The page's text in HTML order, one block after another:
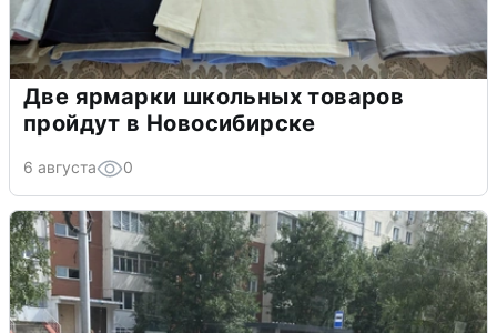
Две ярмарки школьных товаров
пройдут в Новосибирске
6 августа 0